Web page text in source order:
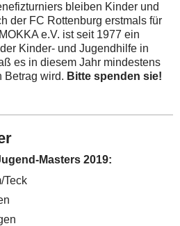
bleiben Kinder und
der FC Rottenburg erstmals für
e.V. ist seit 1977 ein
Kinder- und Jugendhilfe in
es in diesem Jahr mindestens
Betrag wird. Bitte spenden sie!
Masters 2019:
Teck